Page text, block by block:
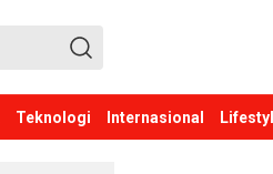
Teknologi Internasional